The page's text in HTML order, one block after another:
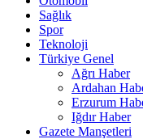
Sağlık
Spor
Teknoloji
Türkiye Genel
Ağrı Haber
Ardahan
Erzurum
Iğdır Haber
Gazete Manşetleri